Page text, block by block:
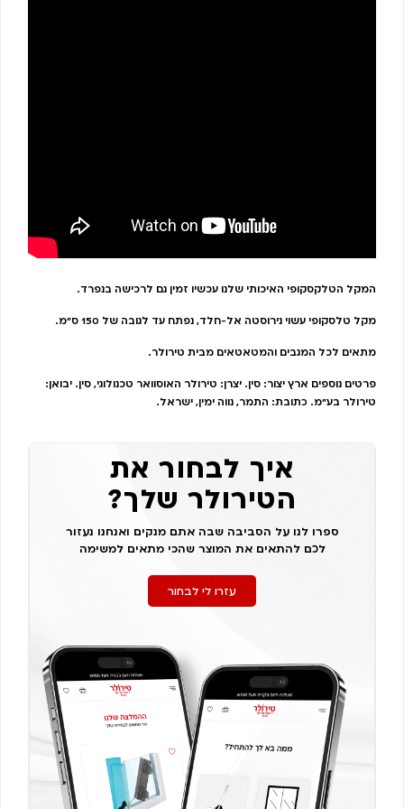
המקל הטלקסקופי האיכותי שלנו עכשיו זמין גם לרכישה בנפרד.
מקל טלסקופי עשוי נירוסטה אל-חלד, נפתח עד לגובה של 150 ס”מ.
מתאים לכל המגבים והמטאטאים מבית טירולר.
פרטים נוספים ארץ יצור: סין. יצרן: טירולר האוסוואר טכנולוגי, סין. יבואן:
טירולר בע"מ. כתובת: התמר, נווה ימין, ישראל.
איך לבחור את
הטירולר שלך?
ספרו לנו על הסביבה שבה אתם מנקים ואנחנו נעזור
לכם להתאים את המוצר שהכי מתאים למשימה
עזרו לי לבחור